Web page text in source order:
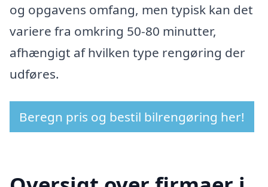
og opgavens omfang, men typisk kan det
variere fra omkring 50-80 minutter,
afhængigt af hvilken type rengøring der
udføres.
Beregn pris og bestil bilrengøring her!